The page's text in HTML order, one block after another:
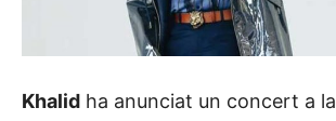
Khalid ha anunciat un concert a la